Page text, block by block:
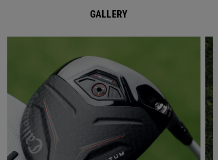
GALLERY